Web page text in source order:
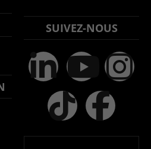
SUIVEZ-NOUS